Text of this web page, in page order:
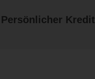
Persönlicher Kredit